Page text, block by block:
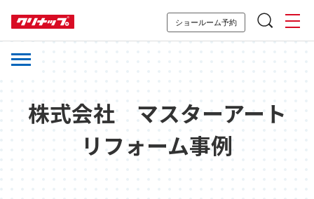
ショールーム予約
株式会社 マスターアート
リフォーム事例